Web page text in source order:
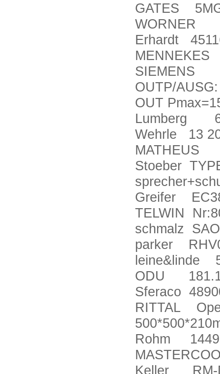
GATES
WORNER
Erhardt
MENNEKES
SIEMENS
OUTP/
OUT
Lumberg
Wehrle 13
MATHEUS
Stoeber
Greifer
TELWIN
schmalz
parker
leine&linde
ODU
Sferaco
RITTAL
Rohm
Keller RM-